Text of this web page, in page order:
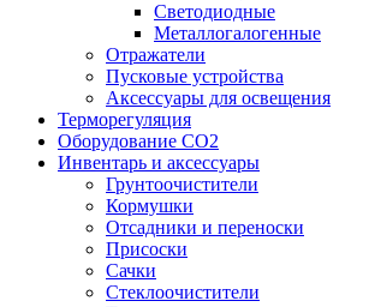
Светодиодные
Металлогалогенные
Отражатели
Пусковые устройства
Аксессуары для освещения
Терморегуляция
Оборудование CO2
Инвентарь и аксессуары
Грунтоочистители
Кормушки
Отсадники и переноски
Присоски
Сачки
Стеклоочистители